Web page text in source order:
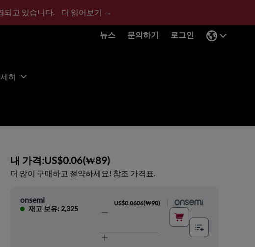
되고 있습니다. 더 읽어보기 →
뉴스 문의하기 로그인
히
내 가격:US$0.06(₩89)
더 많이 구매하고 절약하세요! 참조 가격표.
onsemi
재고 보유: 2,325
US$0.0606(₩90)